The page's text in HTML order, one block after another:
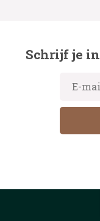
Schrijf je